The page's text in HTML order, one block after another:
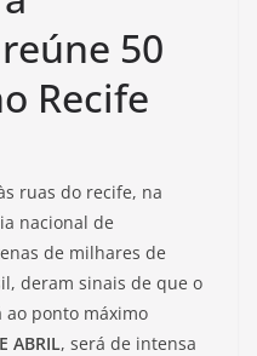
50
Recife
ruas do recife, na
nacional de
de milhares de
deram sinais de que o
ponto máximo
ABRIL, será de intensa